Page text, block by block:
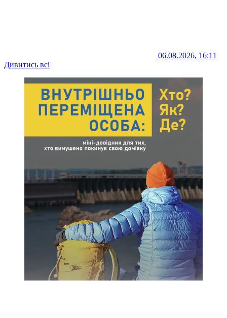
06.08.2026, 16:11
Дивитись всі